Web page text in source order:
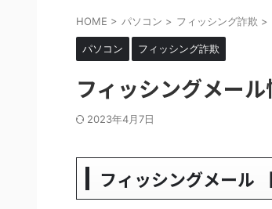
HOME > パソコン > フィッシング詐欺 >
パソコン フィッシング詐欺
フィッシングメール
2023年4月7日
フィッシングメール